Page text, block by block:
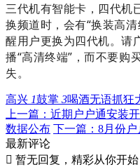
三代机有智能卡，四代机
换频道时，会有“换装高
醒用户更换为四代机。请
播“高清终端”，而不要购
失。
高兴 1鼓掌 3喝酒无语抓狂
上一篇：近期户户通安装
数据公布 下一篇：8月份
最新评论
 暂无回复，精彩从你开始